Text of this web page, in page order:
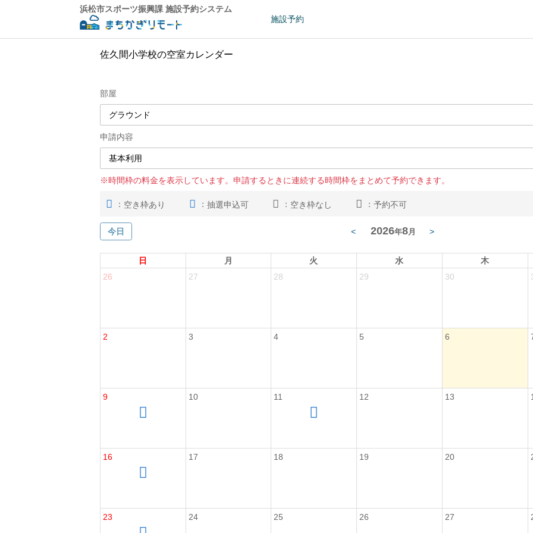
浜松市スポーツ振興課 施設予約システム
施設予約
佐久間小学校の空室カレンダー
部屋
申請内容
※時間枠の料金を表示しています。申請するときに連続する時間枠をまとめて予約できます。
： 空き枠あり ： 抽選申込可 ： 空き枠なし ： 予約不可
今日 < 2026年8 月 >
日 月 火 水 木
26
27 28 29 30
2 3 4 5 6
9 10 11 12 13
16 17 18 19 20
23 24 25 26 27